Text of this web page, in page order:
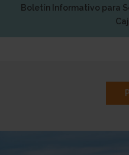
Boletín Informativo para